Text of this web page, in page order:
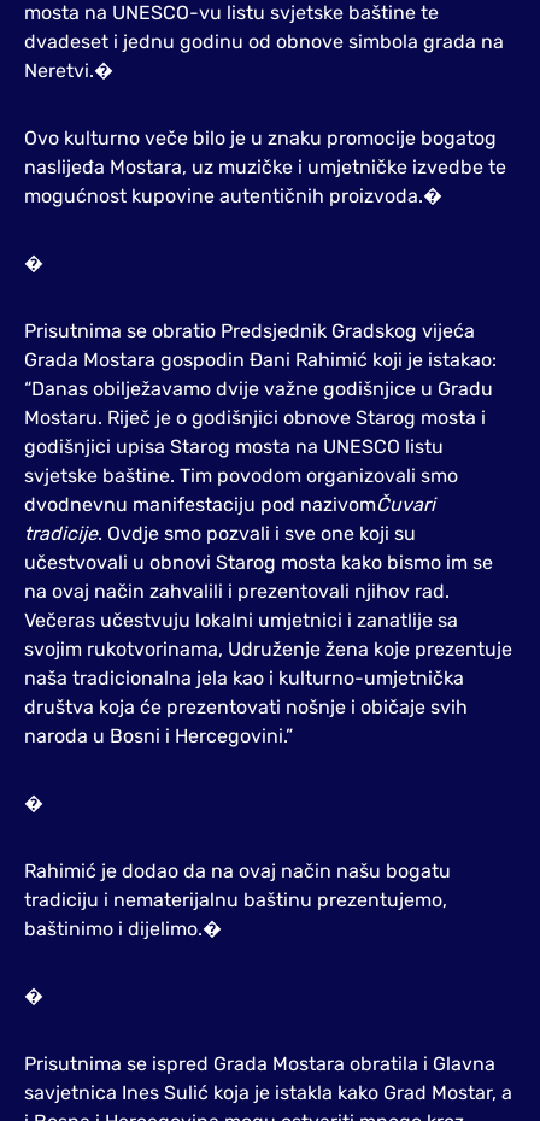
mosta na UNESCO-vu listu svjetske baštine te
dvadeset i jednu godinu od obnove simbola grada na
Neretvi.�
Ovo kulturno veče bilo je u znaku promocije bogatog
naslijeđa Mostara, uz muzičke i umjetničke izvedbe te
mogućnost kupovine autentičnih proizvoda.�
�
Prisutnima se obratio Predsjednik Gradskog vijeća
Grada Mostara gospodin Đani Rahimić koji je istakao:
“Danas obilježavamo dvije važne godišnjice u Gradu
Mostaru. Riječ je o godišnjici obnove Starog mosta i
godišnjici upisa Starog mosta na UNESCO listu
svjetske baštine. Tim povodom organizovali smo
dvodnevnu manifestaciju pod nazivomČuvari
tradicije. Ovdje smo pozvali i sve one koji su
učestvovali u obnovi Starog mosta kako bismo im se
na ovaj način zahvalili i prezentovali njihov rad.
Večeras učestvuju lokalni umjetnici i zanatlije sa
svojim rukotvorinama, Udruženje žena koje prezentuje
naša tradicionalna jela kao i kulturno-umjetnička
društva koja će prezentovati nošnje i običaje svih
naroda u Bosni i Hercegovini.”
�
Rahimić je dodao da na ovaj način našu bogatu
tradiciju i nematerijalnu baštinu prezentujemo,
baštinimo i dijelimo.�
�
Prisutnima se ispred Grada Mostara obratila i Glavna
savjetnica Ines Sulić koja je istakla kako Grad Mostar, a